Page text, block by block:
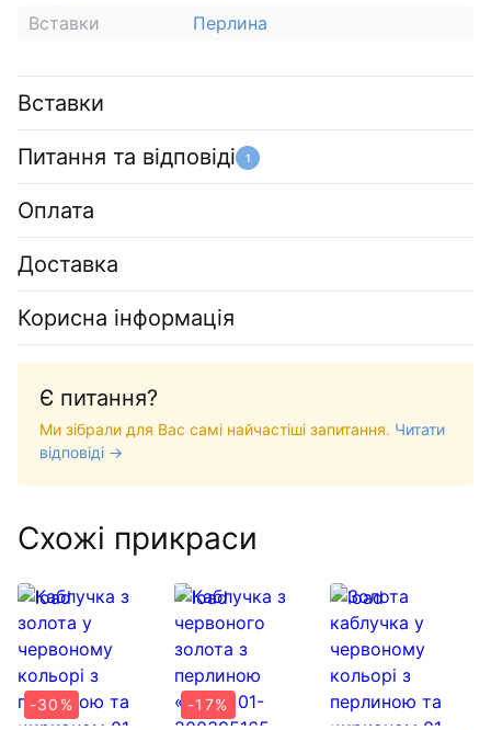
Вставки
Перлина
Вставки
Питання та відповіді 1
Оплата
Доставка
Корисна інформація
Є питання?
Ми зібрали для Вас самі найчастіші запитання. Читати
відповіді →
Схожі прикраси
-30%
-17%